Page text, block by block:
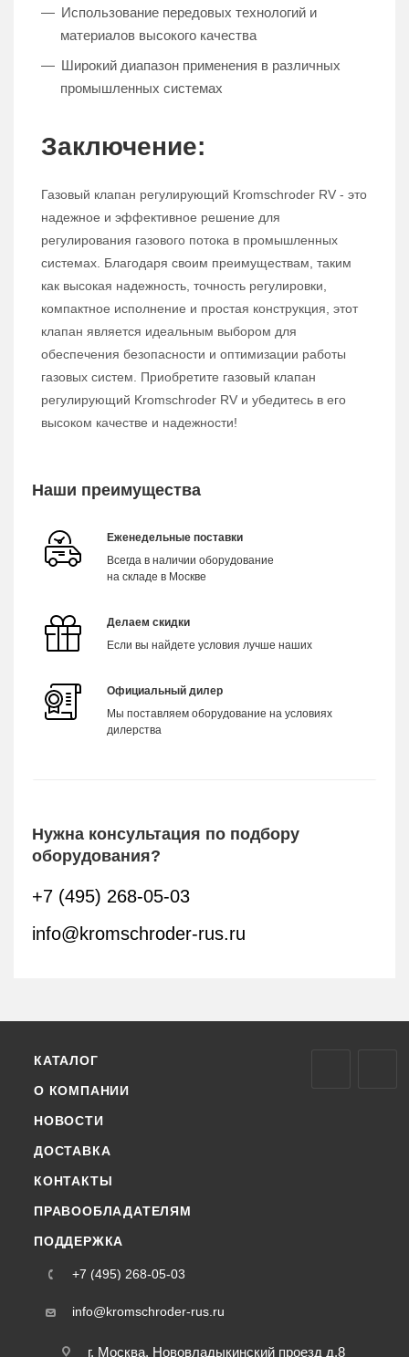
Использование передовых технологий и
материалов высокого качества
Широкий диапазон применения в различных
промышленных системах
Заключение:
Газовый клапан регулирующий Kromschroder RV - это
надежное и эффективное решение для
регулирования газового потока в промышленных
системах. Благодаря своим преимуществам, таким
как высокая надежность, точность регулировки,
компактное исполнение и простая конструкция, этот
клапан является идеальным выбором для
обеспечения безопасности и оптимизации работы
газовых систем. Приобретите газовый клапан
регулирующий Kromschroder RV и убедитесь в его
высоком качестве и надежности!
Наши преимущества
Еженедельные поставки
Всегда в наличии оборудование
на складе в Москве
Делаем скидки
Если вы найдете условия лучше наших
Официальный дилер
Мы поставляем оборудование на условиях
дилерства
Нужна консультация по подбору
оборудования?
+7 (495) 268-05-03
info@kromschroder-rus.ru
КАТАЛОГ
О КОМПАНИИ
НОВОСТИ
ДОСТАВКА
КОНТАКТЫ
ПРАВООБЛАДАТЕЛЯМ
ПОДДЕРЖКА
+7 (495) 268-05-03
info@kromschroder-rus.ru
г. Москва, Нововладыкинский проезд д.8